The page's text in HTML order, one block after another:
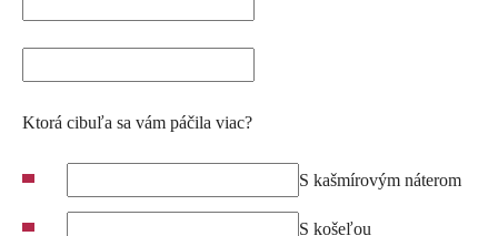
Ktorá cibuľa sa vám páčila viac?
S kašmírovým náterom
S košeľou